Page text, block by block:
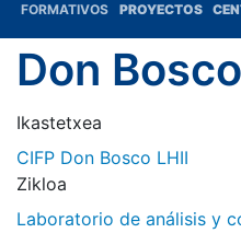
FORMATIVOS
PROYECTOS
Don Bosco
Ikastetxea
CIFP Don Bosco LHII
Zikloa
Laboratorio de análisis y